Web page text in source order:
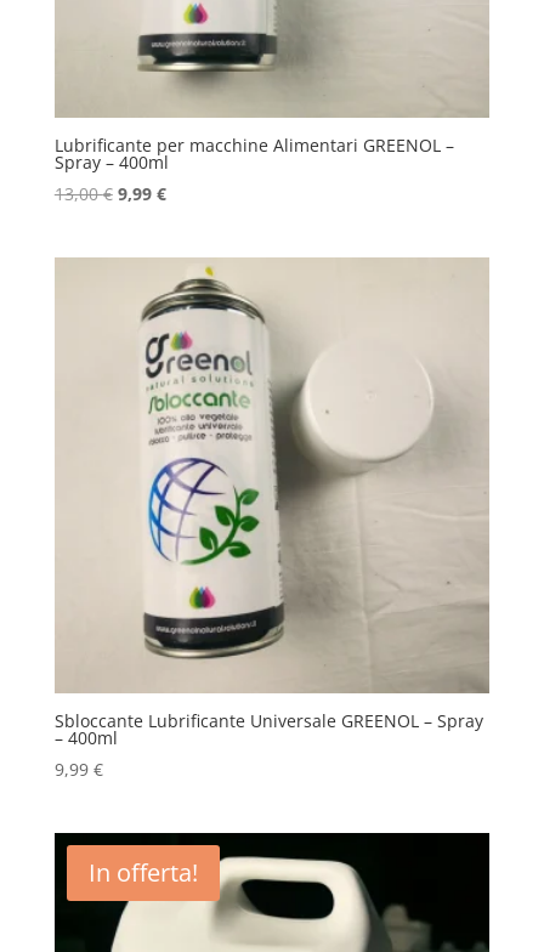
Lubrificante per macchine Alimentari GREENOL –
Spray – 400ml
13,00€ Il
13,00 €.
9,99 €Il
9,99 €.
Sbloccante Lubrificante Universale GREENOL – Spray
– 400ml
9,99 €
In offerta!